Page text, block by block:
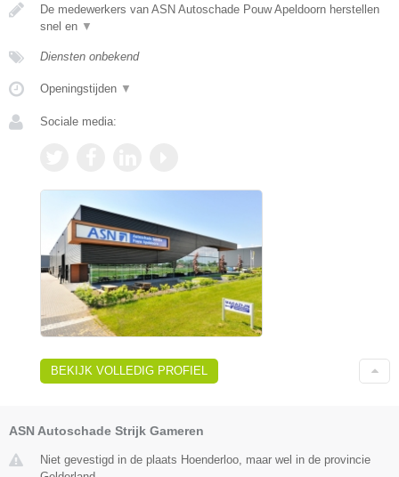
De medewerkers van ASN Autoschade Pouw Apeldoorn herstellen
snel en ▼
Diensten onbekend
Openingstijden ▼
Sociale media:
BEKIJK VOLLEDIG PROFIEL
ASN Autoschade Strijk Gameren
Niet gevestigd in de plaats Hoenderloo, maar wel in de provincie